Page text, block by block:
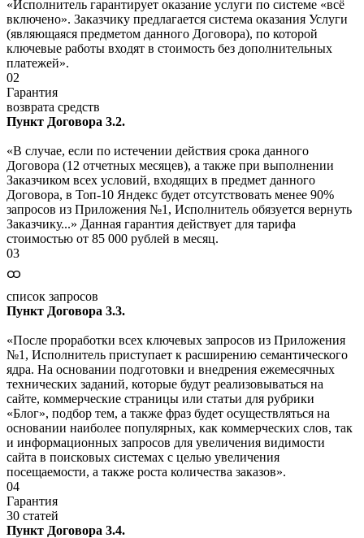
«Исполнитель гарантирует оказание услуги по системе «всё
включено». Заказчику предлагается система оказания Услуги
(являющаяся предметом данного Договора), по которой
ключевые работы входят в стоимость без дополнительных
платежей».
02
Гарантия
возврата средств
Пункт Договора 3.2.
«В случае, если по истечении действия срока данного
Договора (12 отчетных месяцев), а также при выполнении
Заказчиком всех условий, входящих в предмет данного
Договора, в Топ-10 Яндекс будет отсутствовать менее 90%
запросов из Приложения №1, Исполнитель обязуется вернуть
Заказчику...» Данная гарантия действует для тарифа
стоимостью от 85 000 рублей в месяц.
03
ထ
список запросов
Пункт Договора 3.3.
«После проработки всех ключевых запросов из Приложения
№1, Исполнитель приступает к расширению семантического
ядра. На основании подготовки и внедрения ежемесячных
технических заданий, которые будут реализовываться на
сайте, коммерческие страницы или статьи для рубрики
«Блог», подбор тем, а также фраз будет осуществляться на
основании наиболее популярных, как коммерческих слов, так
и информационных запросов для увеличения видимости
сайта в поисковых системах с целью увеличения
посещаемости, а также роста количества заказов».
04
Гарантия
30 статей
Пункт Договора 3.4.